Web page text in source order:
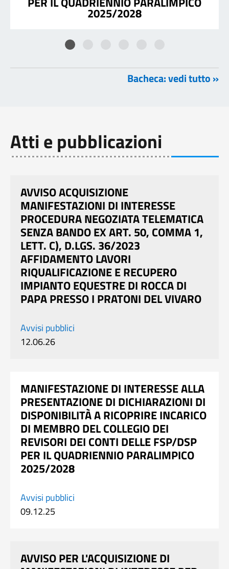
2025/2028
Bacheca: vedi tutto »
Atti e pubblicazioni
AVVISO ACQUISIZIONE
MANIFESTAZIONI DI INTERESSE
PROCEDURA NEGOZIATA TELEMATICA
SENZA BANDO EX ART. 50, COMMA 1,
LETT. C), D.LGS. 36/2023
AFFIDAMENTO LAVORI
RIQUALIFICAZIONE E RECUPERO
IMPIANTO EQUESTRE DI ROCCA DI
PAPA PRESSO I PRATONI DEL VIVARO
Avvisi pubblici
12.06.26
MANIFESTAZIONE DI INTERESSE ALLA
PRESENTAZIONE DI DICHIARAZIONI DI
DISPONIBILITÀ A RICOPRIRE INCARICO
DI MEMBRO DEL COLLEGIO DEI
REVISORI DEI CONTI DELLE FSP/DSP
PER IL QUADRIENNIO PARALIMPICO
2025/2028
Avvisi pubblici
09.12.25
AVVISO PER L'ACQUISIZIONE DI